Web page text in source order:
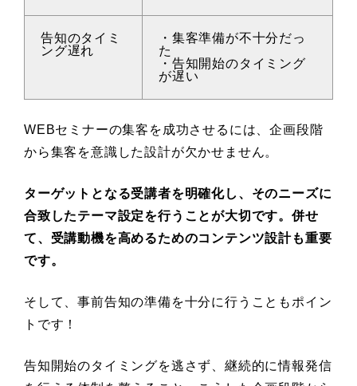
告知のタイミ
ング遅れ
・集客準備が不十分だっ
た
・告知開始のタイミング
が遅い
WEBセミナーの集客を成功させるには、企画段階
から集客を意識した設計が欠かせません。
ターゲットとなる受講者を明確化し、そのニーズに
合致したテーマ設定を行うことが大切です。併せ
て、受講動機を高めるためのコンテンツ設計も重要
です。
そして、事前告知の準備を十分に行うこともポイン
トです！
告知開始のタイミングを逃さず、継続的に情報発信